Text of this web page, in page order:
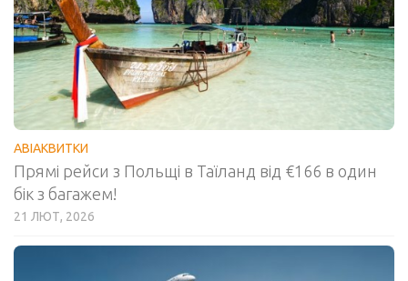
АВІАКВИТКИ
Прямі рейси з Польщі в Таїланд від €166 в один
бік з багажем!
21 ЛЮТ, 2026